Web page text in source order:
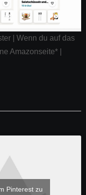
| Wenn du auf das
Amazonseite* |
Pinterest zu